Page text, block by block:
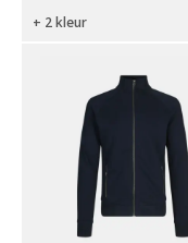
+ 2 kleur